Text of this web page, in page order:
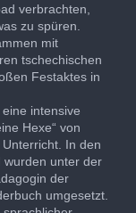
verbrachten,
zu spüren.
mit
tschechischen
Festaktes in
intensive
Hexe“ von
In den
wurden unter der
der
umgesetzt.